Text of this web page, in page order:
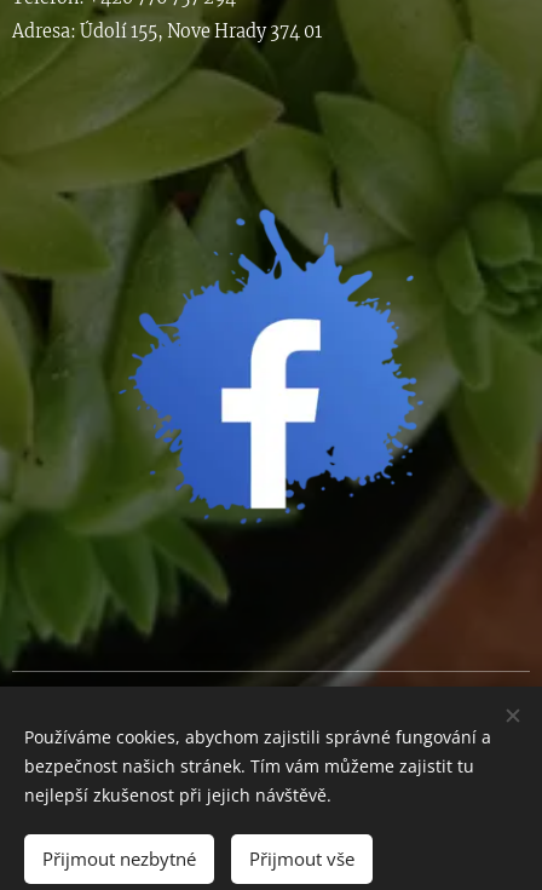
Do košíku
Adresa: Údolí 155, Nove Hrady 374 01
Měna
CZK Kč
EUR €
Používáme cookies, abychom zajistili správné fungování a
bezpečnost našich stránek. Tím vám můžeme zajistit tu
nejlepší zkušenost při jejich návštěvě.
Přijmout nezbytné Přijmout vše